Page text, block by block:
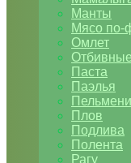
Манты
Мясо по-
Омлет
Отбивные
Паста
Паэлья
Пельмени
Плов
Подлива
Полента
Рагу